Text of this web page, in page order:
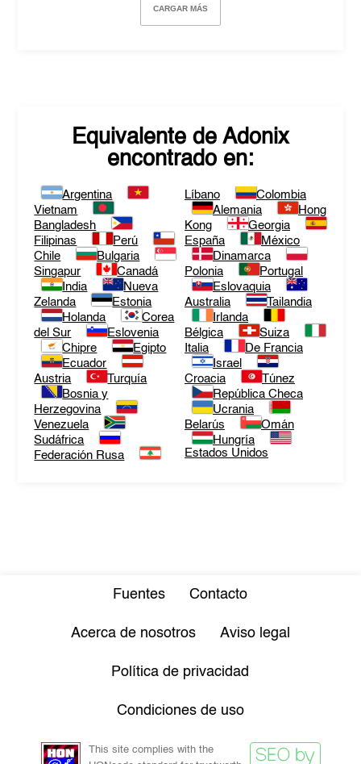
CARGAR MÁS
Equivalente de Adonix
encontrado en:
Argentina
Vietnam
Bangladesh
Filipinas
Perú
Chile
Bulgaria
Singapur
Canadá
India
Nueva
Zelanda
Estonia
Holanda
Corea
del Sur
Eslovenia
Chipre
Egipto
Ecuador
Austria
Turquía
Bosnia y
Herzegovina
Venezuela
Sudáfrica
Federación Rusa
Líbano
Colombia
Alemania
Hong
Kong
Georgia
España
México
Dinamarca
Polonia
Portugal
Eslovaquia
Australia
Tailandia
Irlanda
Bélgica
Suiza
Italia
De Francia
Israel
Croacia
Túnez
República Checa
Ucrania
Belarús
Omán
Hungría
Estados Unidos
Fuentes Contacto
Acerca de nosotros Aviso legal
Política de privacidad
Condiciones de uso
This site complies with the